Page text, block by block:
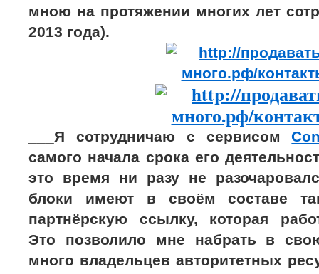
мною на протяжении многих лет
2013 года).
___Я сотрудничаю с сервисом
самого начала срока его
это время ни разу не
блоки имеют в своём составе
партнёрскую ссылку, которая
Это позволило мне набрать в
много владельцев авторитетных